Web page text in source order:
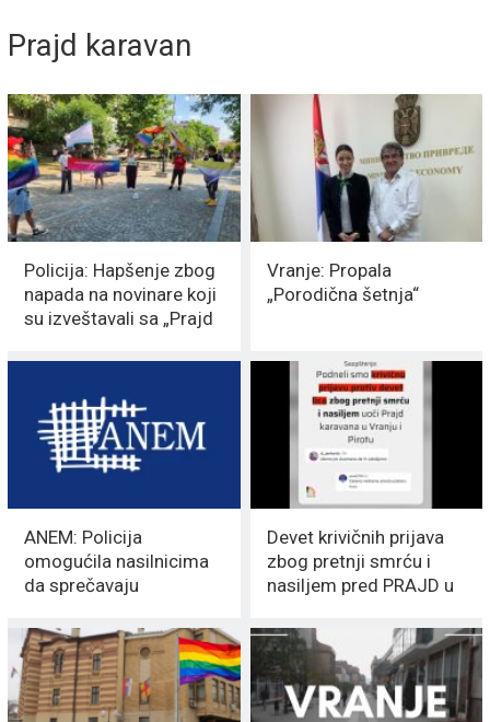
Prajd karavan
Policija: Hapšenje zbog
napada na novinare koji
su izveštavali sa „Prajd
Vranje: Propala
„Porodična šetnja“
ANEM: Policija
omogućila nasilnicima
da sprečavaju
novinare
Devet krivičnih prijava
zbog pretnji smrću i
nasiljem pred PRAJD u